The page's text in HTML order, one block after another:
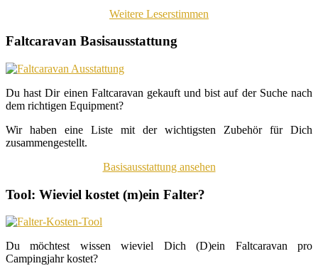
Weitere Leserstimmen
Faltcaravan Basisausstattung
Du hast Dir einen Faltcaravan gekauft und bist auf der Suche nach
dem richtigen Equipment?
Wir haben eine Liste mit der wichtigsten Zubehör für Dich
zusammengestellt.
Basisausstattung ansehen
Tool: Wieviel kostet (m)ein Falter?
Du möchtest wissen wieviel Dich (D)ein Faltcaravan pro
Campingjahr kostet?